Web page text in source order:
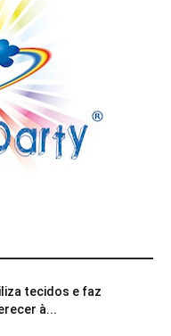
tecidos e faz
à...